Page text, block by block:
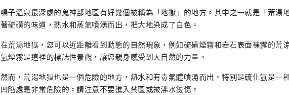
鳴子溫泉最深處的鬼神部地區有好幾個被稱為「地獄」的地方。其中之一就是「荒湯
著硫磺的味道，熱水和蒸氣噴湧而出，把大地染成了白色。
在荒湯地獄，您可以近距離看到動態的自然現象，例如硫磺煙霧和岩石表面裸露的荒
氫煙霧是這裡的標誌性景觀，讓您親身感受到大自然的力量。
然而，荒湯地獄也是一個危險的地方，熱水和有毒氣體噴湧而出。特別是硫化氫是一
凹陷處是非常危險的。請注意不要進入禁區或被沸水燙傷。